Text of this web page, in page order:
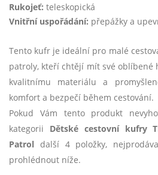
Rukojeť: teleskopická
Vnitřní uspořádání: přepážky a
Tento kufr je ideální pro malé
patroly, kteří chtějí mít své oblíbené
kvalitnímu materiálu a
komfort a bezpečí během cestování.
Pokud Vám tento produkt
kategorii Dětské cestovní kufry
Patrol další 4 položky,
prohlédnout níže.